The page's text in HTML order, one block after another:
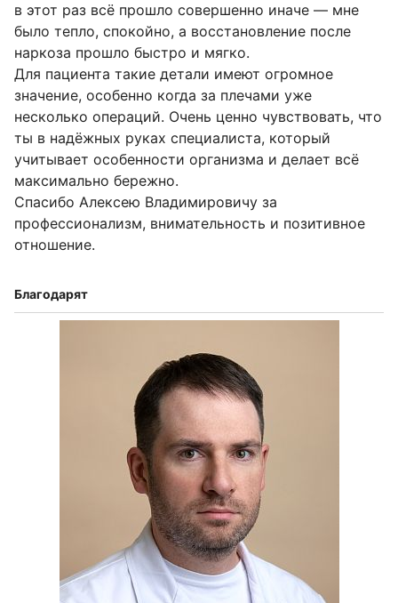
в этот раз всё прошло совершенно иначе — мне
было тепло, спокойно, а восстановление после
наркоза прошло быстро и мягко.
Для пациента такие детали имеют огромное
значение, особенно когда за плечами уже
несколько операций. Очень ценно чувствовать, что
ты в надёжных руках специалиста, который
учитывает особенности организма и делает всё
максимально бережно.
Спасибо Алексею Владимировичу за
профессионализм, внимательность и позитивное
отношение.
Благодарят